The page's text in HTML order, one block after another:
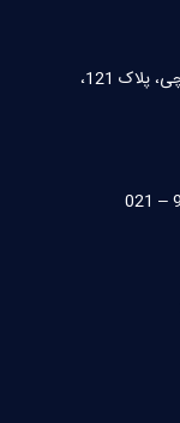
تهران، خیابان خرمشهر، تقاطع خیابان صابونچی، پلاک 121،